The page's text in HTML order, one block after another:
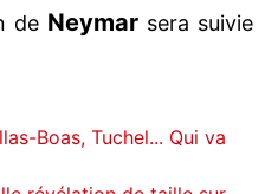
de Neymar sera suivie
Boas, Tuchel... Qui va